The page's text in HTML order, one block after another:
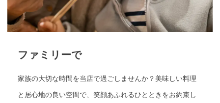
ファミリーで
家族の大切な時間を当店で過ごしませんか？美味しい料理
と居心地の良い空間で、笑顔あふれるひとときをお約束し